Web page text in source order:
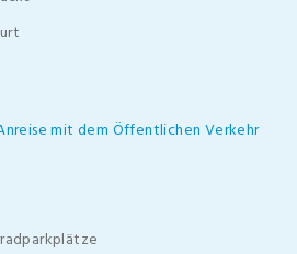
mit dem Öffentlichen Verkehr